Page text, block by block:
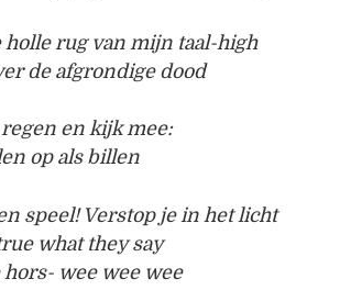
holle rug van mijn taal-high
de afgrondige dood
en kijk mee:
op als billen
speel! Verstop je in het licht
what they say
hors- wee wee wee